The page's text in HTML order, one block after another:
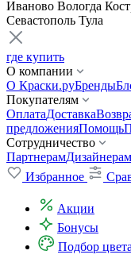
Иваново Вологда
Севастополь Тула
где купить
О компании
О Краски.руБренды
Покупателям
ОплатаДоставка
предложенияПомощь
Сотрудничество
ПартнерамДизайнерам
Избранное
Акции
Бонусы
Подбор цвета